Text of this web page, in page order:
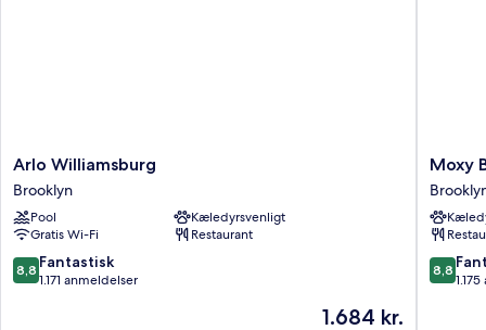
Arlo
Williamsburg
Brooklyn
Arlo Williamsburg
Brooklyn
Pool
Kæledyrsvenligt
Gratis Wi-Fi
Restaurant
8.8
ud
8,8 Fantastisk
1.171 anmeldelser
Prisen
1.684 kr.
Moxy
Moxy
8.8
ud
8,8